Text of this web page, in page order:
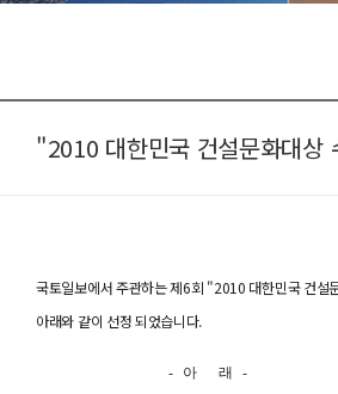
"2010 대한민국 건설문화대상
국토일보에서 주관하는 제6회 "2010 대한민국 건설
아래와 같이 선정 되었습니다.
- 아 래 -